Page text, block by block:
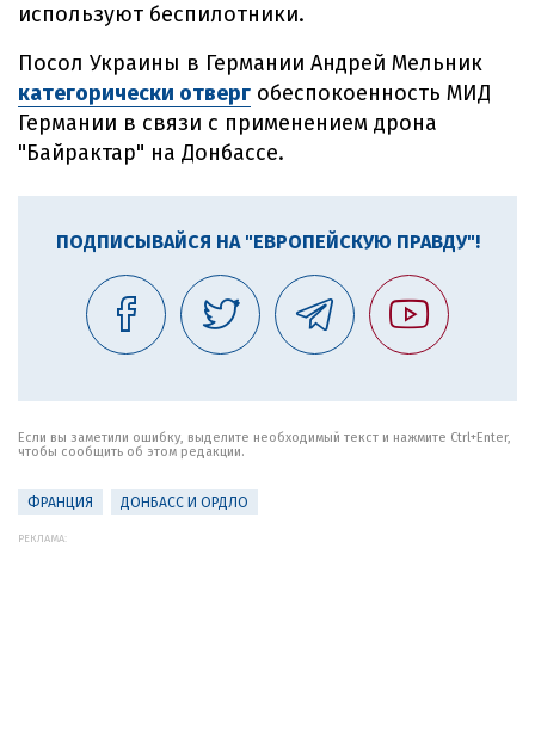
используют беспилотники.
Посол Украины в Германии Андрей Мельник
категорически отверг обеспокоенность МИД
Германии в связи с применением дрона
"Байрактар" на Донбассе.
ПОДПИСЫВАЙСЯ НА "ЕВРОПЕЙСКУЮ ПРАВДУ"!
Если вы заметили ошибку, выделите необходимый текст и нажмите Ctrl+Enter,
чтобы сообщить об этом редакции.
ФРАНЦИЯ ДОНБАСС И ОРДЛО
РЕКЛАМА: